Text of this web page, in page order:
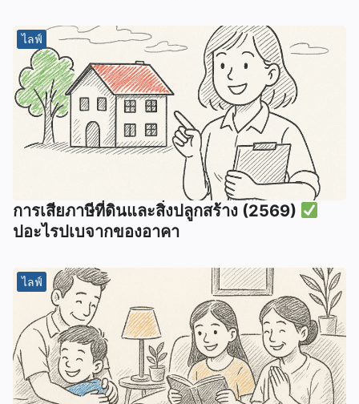
ไลฟ์
การเสียภาษีที่ดินและสิ่งปลูกสร้าง (2569)
ปอะไรปเบจากของอาคา
ไลฟ์